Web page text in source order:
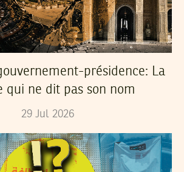
présidence: La
qui ne dit pas son nom
29 Jul 2026